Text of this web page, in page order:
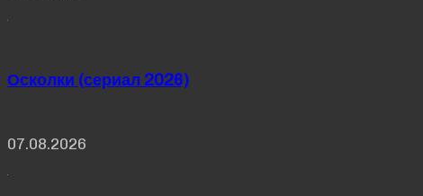
Осколки (сериал 2026)
07.08.2026